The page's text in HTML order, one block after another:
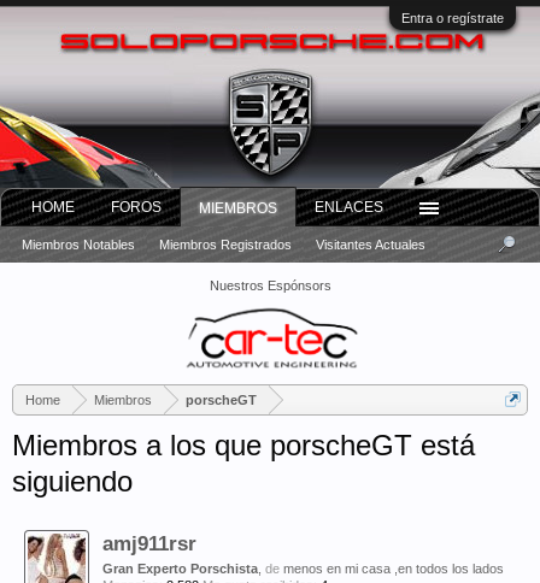
Entra o regístrate
Nuestros Espónsors
Home Miembros porscheGT
Miembros a los que porscheGT está
siguiendo
amj911rsr
Gran Experto Porschista de menos en mi casa ,en todos los lados
HOME FOROS MIEMBROS
Miembros Notables Miembros Registrados Visitantes Actuales
ENLACES